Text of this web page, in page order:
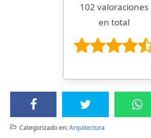
102 valoraciones
en total
Categorizado en:Arquitectura